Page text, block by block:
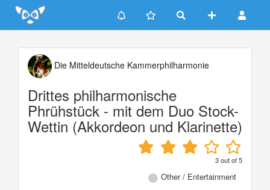
Update cookies preferences
Die Mitteldeutsche Kammerphilharmonie
Drittes philharmonische
Phrühstück - mit dem Duo Stock-
Wettin (Akkordeon und Klarinette)
3out of5
Other / Entertainment